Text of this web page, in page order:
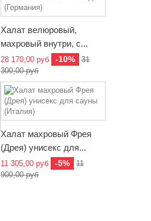
Халат велюровый,
махровый внутри, с...
28 170,00 руб -10%
31
300,00 руб
Халат махровый Фрея
(Дрея) унисекс для...
11 305,00 руб -5%
11
900,00 руб